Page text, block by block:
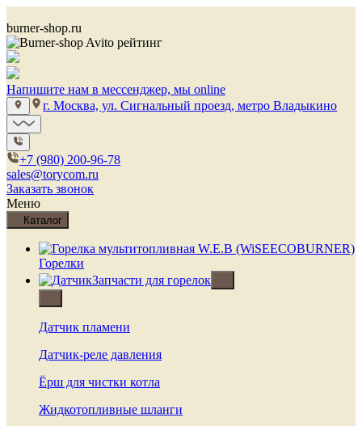
burner-shop.ru
Напишите нам в мессенджер, мы online
г. Москва, ул. Сигнальный проезд, метро Владыкино
+7 (980) 200-96-78
sales@torycom.ru
Заказать звонок
Меню
Каталог
Горелки
Запчасти для горелок
Датчик пламени
Датчик-реле давления
Ёрш для чистки котла
Жидкотопливные шланги